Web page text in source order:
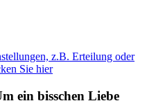
z.B. Erteilung oder
Sie hier
ein bisschen Liebe